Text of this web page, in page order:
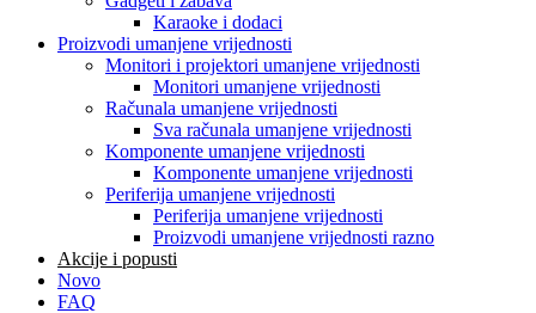
Karaoke i dodaci
Proizvodi umanjene vrijednosti
Monitori i projektori umanjene vrijednosti
Monitori umanjene vrijednosti
Računala umanjene vrijednosti
Sva računala umanjene vrijednosti
Komponente umanjene vrijednosti
Komponente umanjene vrijednosti
Periferija umanjene vrijednosti
Periferija umanjene vrijednosti
Proizvodi umanjene vrijednosti razno
Akcije i popusti
Novo
FAQ